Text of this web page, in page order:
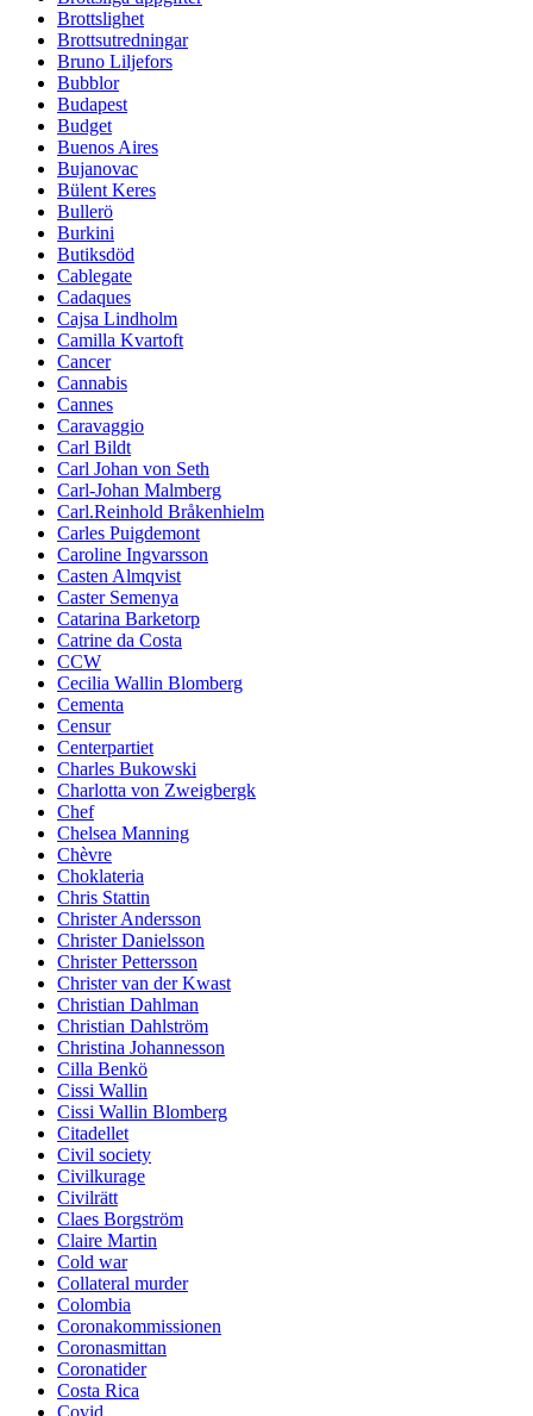
Brottslighet
Brottsutredningar
Bruno Liljefors
Bubblor
Budapest
Budget
Buenos Aires
Bujanovac
Bülent Keres
Bullerö
Burkini
Butiksdöd
Cablegate
Cadaques
Cajsa Lindholm
Camilla Kvartoft
Cancer
Cannabis
Cannes
Caravaggio
Carl Bildt
Carl Johan von Seth
Carl-Johan Malmberg
Carl.Reinhold Bråkenhielm
Carles Puigdemont
Caroline Ingvarsson
Casten Almqvist
Caster Semenya
Catarina Barketorp
Catrine da Costa
CCW
Cecilia Wallin Blomberg
Cementa
Censur
Centerpartiet
Charles Bukowski
Charlotta von Zweigbergk
Chef
Chelsea Manning
Chèvre
Choklateria
Chris Stattin
Christer Andersson
Christer Danielsson
Christer Pettersson
Christer van der Kwast
Christian Dahlman
Christian Dahlström
Christina Johannesson
Cilla Benkö
Cissi Wallin
Cissi Wallin Blomberg
Citadellet
Civil society
Civilkurage
Civilrätt
Claes Borgström
Claire Martin
Cold war
Collateral murder
Colombia
Coronakommissionen
Coronasmittan
Coronatider
Costa Rica
Covid